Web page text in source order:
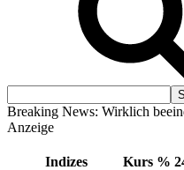
Breaking News: Wirklich
Anzeige
Indizes Kurs %